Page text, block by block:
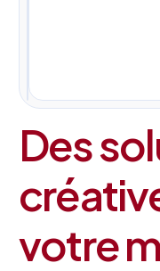
Des
votre